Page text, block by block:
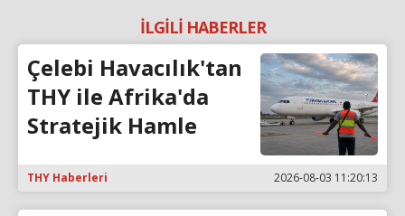
İLGİLİ HABERLER
Çelebi Havacılık'tan
THY ile Afrika'da
Stratejik Hamle
THY Haberleri 2026-08-03 11:20:13